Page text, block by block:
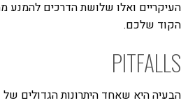
העיקריים ואלו שלושת הדרכים
הקוד שלכם.
PITFALLS
הבעיה היא שאחד היתרונות הגדולים